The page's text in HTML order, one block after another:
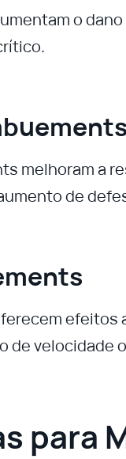
o
melhoram a
de
efeitos
de velocidade
para